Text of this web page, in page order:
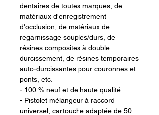
dentaires de toutes marques, de
matériaux d'enregistrement
d'occlusion, de matériaux de
regarnissage souples/durs, de
résines composites à double
durcissement, de résines temporaires
auto-durcissantes pour couronnes et
ponts, etc.
- 100 % neuf et de haute qualité.
- Pistolet mélangeur à raccord
universel, cartouche adaptée de 50